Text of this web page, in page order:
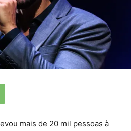
mais de 20 mil pessoas à